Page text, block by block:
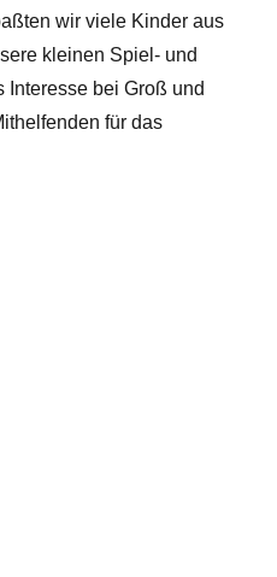
wir viele Kinder aus
kleinen Spiel- und
Interesse bei Groß und
für das